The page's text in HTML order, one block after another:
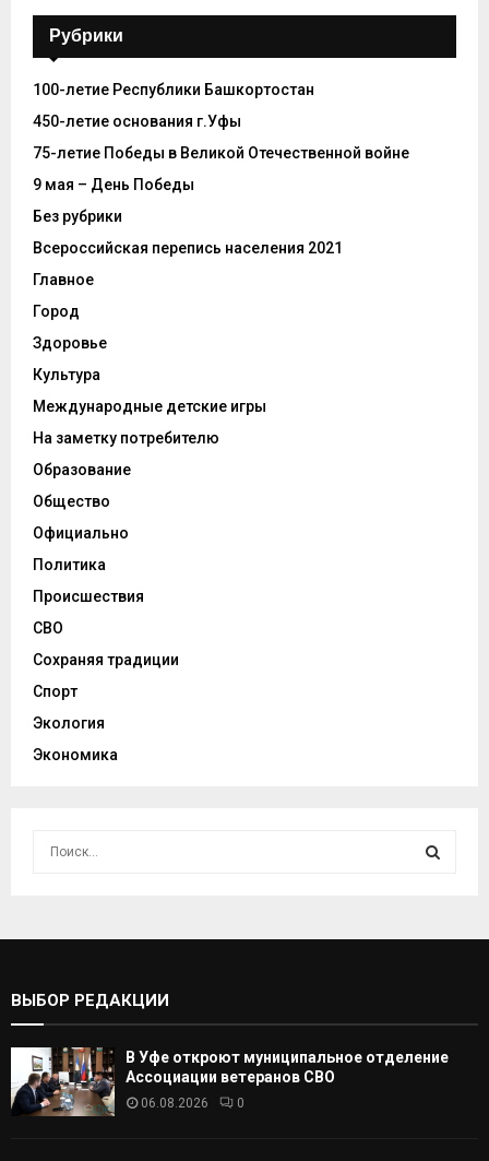
Рубрики
100-летие Республики Башкортостан
450-летие основания г.Уфы
75-летие Победы в Великой Отечественной войне
9 мая – День Победы
Без рубрики
Всероссийская перепись населения 2021
Главное
Город
Здоровье
Культура
Международные детские игры
На заметку потребителю
Образование
Общество
Официально
Политика
Происшествия
СВО
Сохраняя традиции
Спорт
Экология
Экономика
С
А
ВЫБОР РЕДАКЦИИ
В Уфе откроют муниципальное отделение
Ассоциации ветеранов СВО
06.08.2026 0